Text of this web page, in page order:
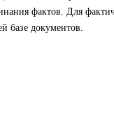
фактов. Для
базе документов.